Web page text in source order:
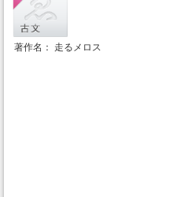
著作名： 走るメロス